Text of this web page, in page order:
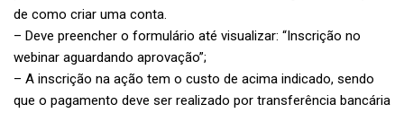
de como criar uma conta.
– Deve preencher o formulário até visualizar: “Inscrição no
webinar aguardando aprovação”;
– A inscrição na ação tem o custo de acima indicado, sendo
que o pagamento deve ser realizado por transferência bancária